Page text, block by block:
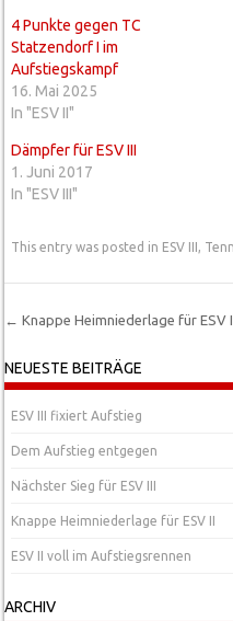
4 Punkte gegen TC
Statzendorf I im
Aufstiegskampf
16. Mai 2025
In "ESV II"
Dämpfer für ESV III
1. Juni 2017
In "ESV III"
This entry was posted in ESV III ,
Post navigation
← Knappe Heimniederlage für ESV
NEUESTE BEITRÄGE
ESV III fixiert Aufstieg
Dem Aufstieg entgegen
Nächster Sieg für ESV III
Knappe Heimniederlage für ESV II
ESV II voll im Aufstiegsrennen
ARCHIV